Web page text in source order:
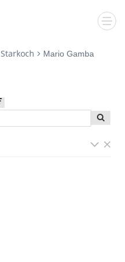
Starkoch Mario Gamba